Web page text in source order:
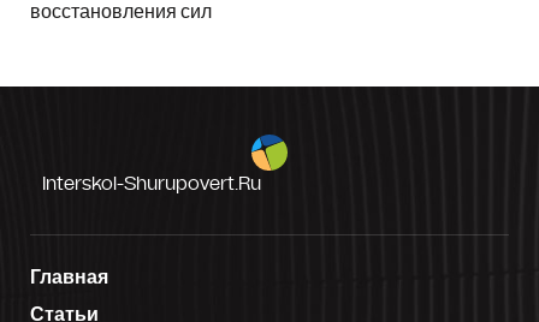
восстановления сил
Interskol-Shurupovert.ru
Главная
Статьи